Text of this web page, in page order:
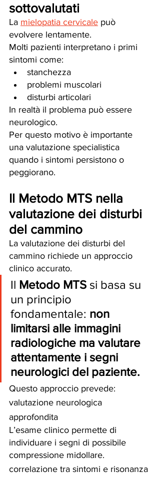
sottovalutati
La mielopatia cervicale può
evolvere lentamente.
Molti pazienti interpretano i primi
sintomi come:
stanchezza
problemi muscolari
disturbi articolari
In realtà il problema può essere
neurologico.
Per questo motivo è importante
una valutazione specialistica
quando i sintomi persistono o
peggiorano.
Il Metodo MTS nella
valutazione dei disturbi
del cammino
La valutazione dei disturbi del
cammino richiede un approccio
clinico accurato.
Il Metodo MTS si basa su
un principio
fondamentale: non
limitarsi alle immagini
radiologiche ma valutare
attentamente i segni
neurologici del paziente.
Questo approccio prevede:
valutazione neurologica
approfondita
L’esame clinico permette di
individuare i segni di possibile
compressione midollare.
correlazione tra sintomi e risonanza